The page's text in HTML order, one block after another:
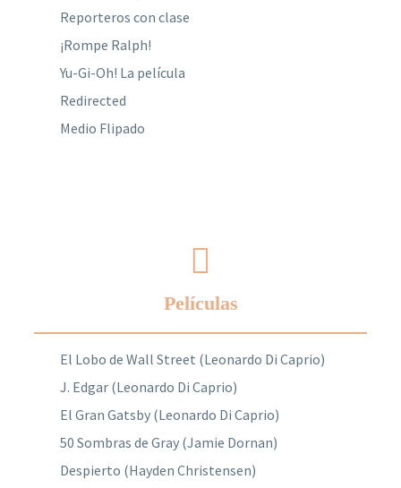
Reporteros con clase
¡Rompe Ralph!
Yu-Gi-Oh! La película
Redirected
Medio Flipado
Películas
El Lobo de Wall Street (Leonardo Di Caprio)
J. Edgar (Leonardo Di Caprio)
El Gran Gatsby (Leonardo Di Caprio)
50 Sombras de Gray (Jamie Dornan)
Despierto (Hayden Christensen)